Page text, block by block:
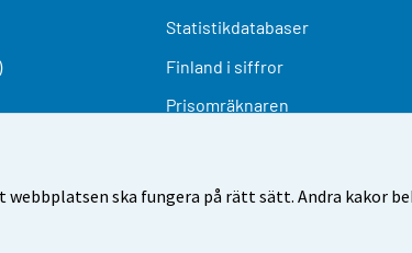
ska fungera på rätt sätt. Andra kakor
Statistikdatabaser
Finland i siffror
Prisomräknaren